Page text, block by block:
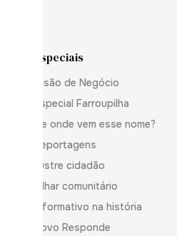
Especiais
Visão de Negócio
Especial Farroupilha
De onde vem esse nome?
Reportagens
Ilustre cidadão
Olhar comunitário
Informativo na história
Povo Responde